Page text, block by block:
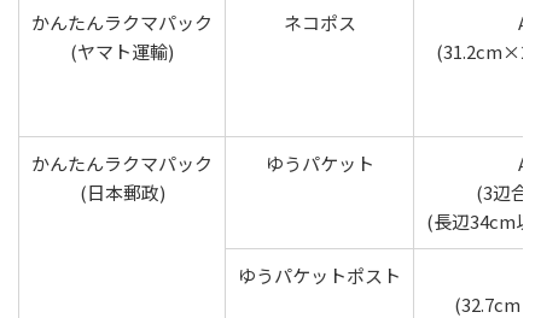
かんたんラクマパック
(ヤマト運輸)
ネコポス
かんたんラクマパック
(日本郵政)
ゆうパケット
(3辺合
(長辺34cm以
ゆうパケットポスト